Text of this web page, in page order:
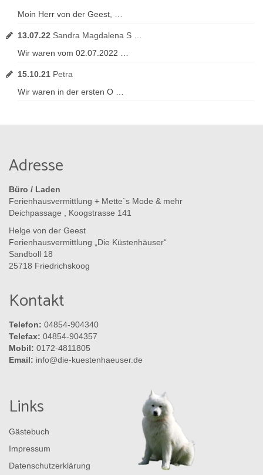
Moin Herr von der Geest, …
13.07.22 Sandra Magdalena S …
Wir waren vom 02.07.2022 …
15.10.21 Petra
Wir waren in der ersten O …
Adresse
Büro / Laden
Ferienhausvermittlung + Mette`s Mode & mehr
Deichpassage , Koogstrasse 141
Helge von der Geest
Ferienhausvermittlung „Die Küstenhäuser“
Sandboll 18
25718 Friedrichskoog
Kontakt
Telefon: 04854-904340
Telefax: 04854-904357
Mobil: 0172-4811805
Email: info@die-kuestenhaeuser.de
Links
Gästebuch
Impressum
Datenschutzerklärung